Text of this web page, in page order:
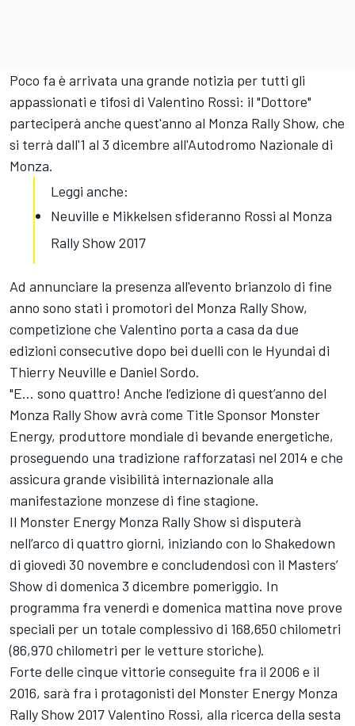
Poco fa è arrivata una grande notizia per tutti gli
appassionati e tifosi di Valentino Rossi: il "Dottore"
parteciperà anche quest'anno al Monza Rally Show, che
si terrà dall'1 al 3 dicembre all'Autodromo Nazionale di
Monza.
Leggi anche:
Neuville e Mikkelsen sfideranno Rossi al Monza
Rally Show 2017
Ad annunciare la presenza all'evento brianzolo di fine
anno sono stati i promotori del Monza Rally Show,
competizione che Valentino porta a casa da due
edizioni consecutive dopo bei duelli con le Hyundai di
Thierry Neuville e Daniel Sordo.
"E… sono quattro! Anche l’edizione di quest’anno del
Monza Rally Show avrà come Title Sponsor Monster
Energy, produttore mondiale di bevande energetiche,
proseguendo una tradizione rafforzatasi nel 2014 e che
assicura grande visibilità internazionale alla
manifestazione monzese di fine stagione.
Il Monster Energy Monza Rally Show si disputerà
nell’arco di quattro giorni, iniziando con lo Shakedown
di giovedì 30 novembre e concludendosi con il Masters’
Show di domenica 3 dicembre pomeriggio. In
programma fra venerdì e domenica mattina nove prove
speciali per un totale complessivo di 168,650 chilometri
(86,970 chilometri per le vetture storiche).
Forte delle cinque vittorie conseguite fra il 2006 e il
2016, sarà fra i protagonisti del Monster Energy Monza
Rally Show 2017 Valentino Rossi, alla ricerca della sesta